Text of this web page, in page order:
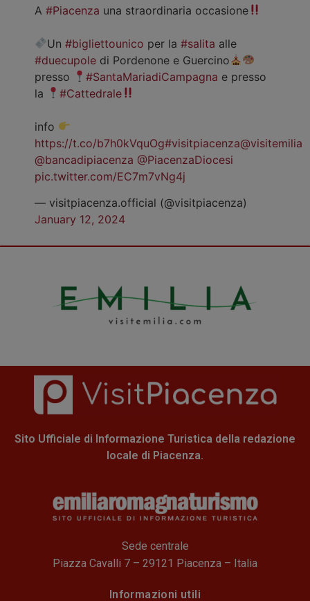
A #Piacenza una straordinaria occasione
Un#bigliettounico per la#salita alle
#duecupole di Pordenone e Guercino
presso
#SantaMariadiCampagna e presso
la
#Cattedrale
info
https://t.co/b7h0kVquOg#visitpiacenza@visitemilia
@bancadipiacenza @PiacenzaDiocesi
pic.twitter.com/EC7m7vNg4j
— visitpiacenza.official (@visitpiacenza)
January 12, 2024
Sito Ufficiale di Informazione Turistica della redazione
locale di Piacenza.
Sede centrale
Piazza Cavalli 7 – 29121 Piacenza – Italia
Informazioni utili